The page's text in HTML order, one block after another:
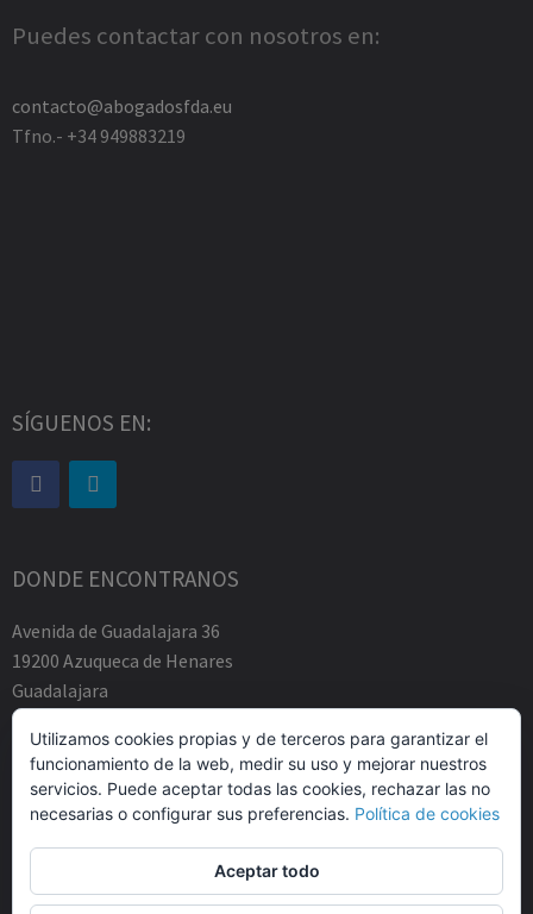
Puedes contactar con nosotros en:
contacto@abogadosfda.eu
Tfno.- +34 949883219
SÍGUENOS EN:
DONDE ENCONTRANOS
Avenida de Guadalajara 36
19200 Azuqueca de Henares
Guadalajara
Tfno.-+34 949883219
contacto@abogadosfda.eu
Mañanas de 10:00a 14:00
Tardes de 17:00 a 20:00
Utilizamos cookies propias y de terceros para garantizar el
funcionamiento de la web, medir su uso y mejorar nuestros
servicios. Puede aceptar todas las cookies, rechazar las no
necesarias o configurar sus preferencias. Política de cookies
Aceptar todo